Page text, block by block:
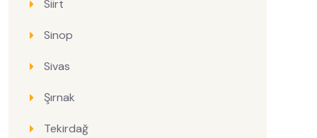
Siirt
Sinop
Sivas
Şırnak
Tekirdağ